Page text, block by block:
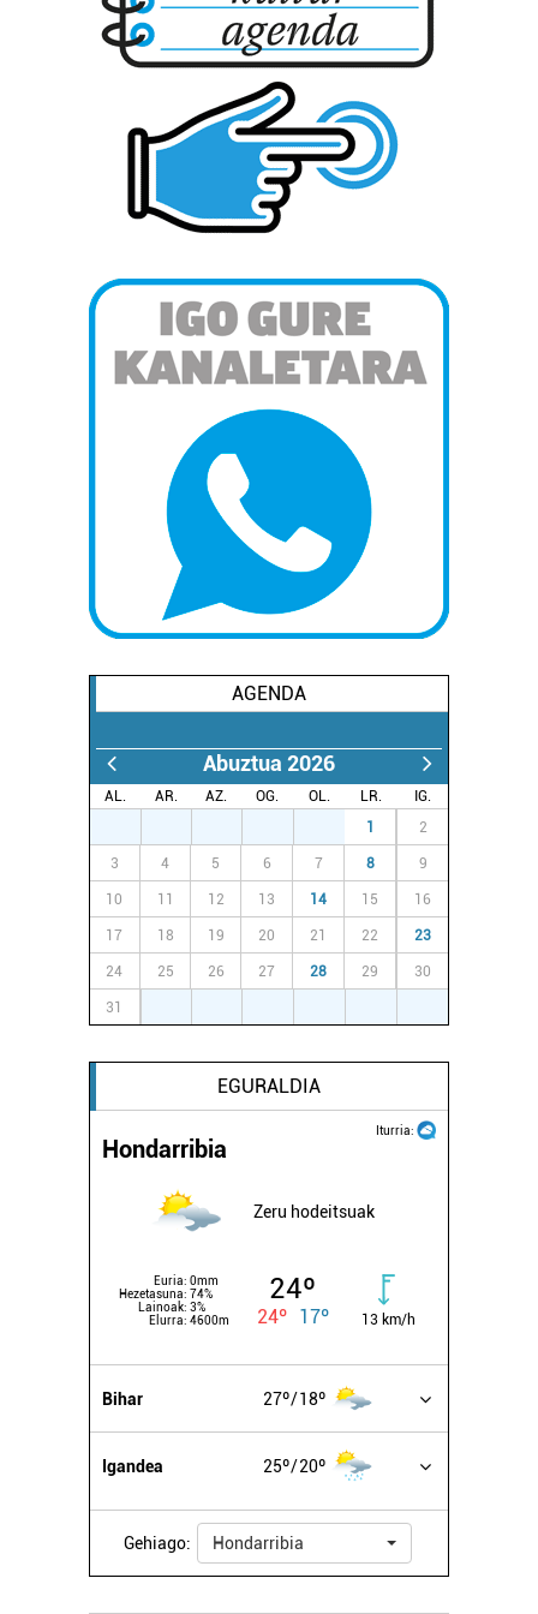
AGENDA
Abuztua 2026
AL. AR. AZ. OG. OL. LR.
IG.
1 2
3 4 5 6 7 8 9
10 11 12 13 14 15 16
17 18 19 20 21 22 23
24 25 26 27 28 29 30
31
EGURALDIA
Iturria:
Hondarribia
Zeru hodeitsuak
Euria: 0mm
Hezetasuna: 74%
Lainoak: 3%
Elurra: 4600m
24º
24º 17º 13 km/h
Bihar 27º 18º
Igandea 25º 20º
Gehiago: Hondarribia